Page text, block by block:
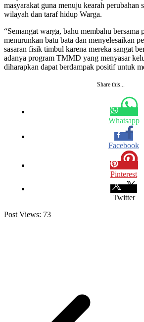
masyarakat guna menuju kearah perubahan
wilayah dan taraf hidup Warga.
“Semangat warga, bahu membahu
menurunkan batu bata dan menyelesaikan
sasaran fisik timbul karena mereka sangat
adanya program TMMD yang menyasar
diharapkan dapat berdampak positif untuk
Share this...
Whatsapp
Facebook
Pinterest
Twitter
Post Views: 73